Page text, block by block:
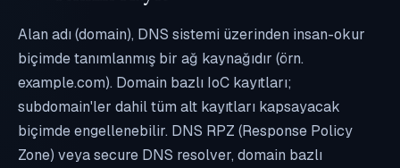
Alan adı (domain), DNS sistemi üzerinden insan-okur
biçimde tanımlanmış bir ağ kaynağıdır (örn.
example.com). Domain bazlı IoC kayıtları;
subdomain'ler dahil tüm alt kayıtları kapsayacak
biçimde engellenebilir. DNS RPZ (Response Policy
Zone) veya secure DNS resolver, domain bazlı